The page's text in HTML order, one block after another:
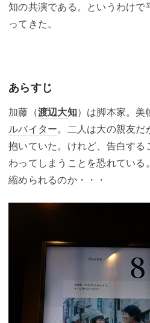
知の共演である。というわけで
ってきた。
あらすじ
加藤（渡辺大知）は脚本家。美
ルバイター。二人は大の親友だ
抱いていた。けれど、告白する
わってしまうことを恐れている
縮められるのか・・・